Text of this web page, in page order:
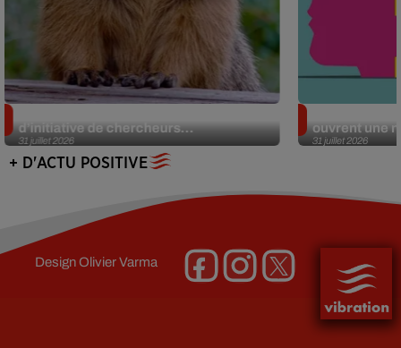
31 juillet 2026
d’initiative de chercheurs...
31 juillet 2026
ouvrent une
+ D'ACTU POSITIVE
DesignOlivier Varma